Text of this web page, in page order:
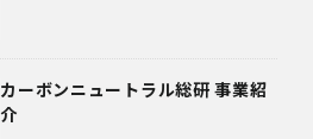
カーボンニュートラル総研 事業紹
介